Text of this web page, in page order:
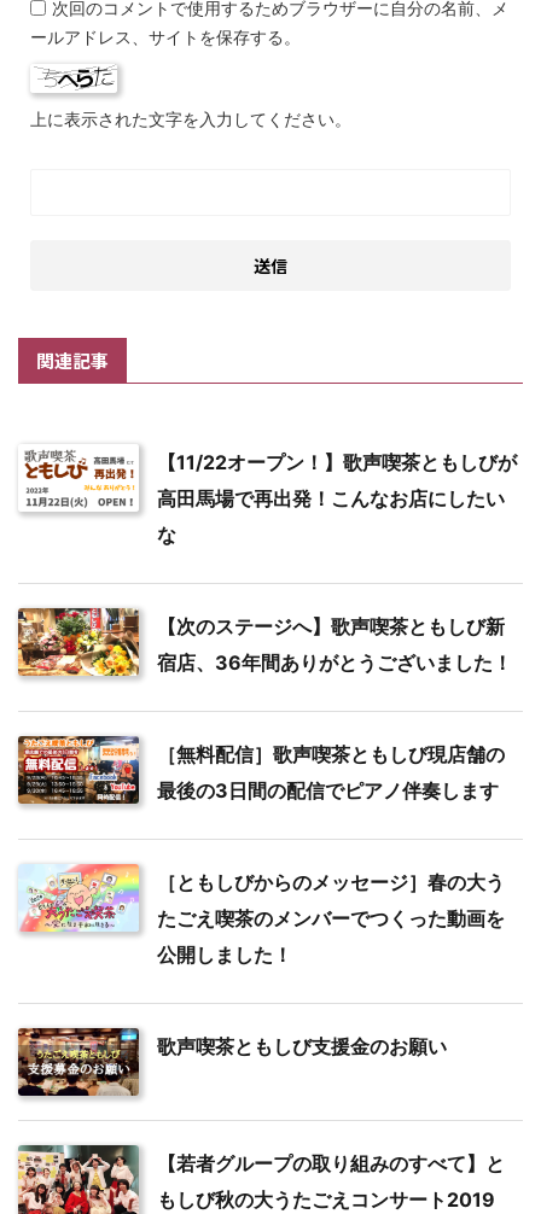
次回のコメントで使用するためブラウザーに自分の名前、メ
ールアドレス、サイトを保存する。
上に表示された文字を入力してください。
関連記事
【11/22オープン！】歌声喫茶ともしびが
高田馬場で再出発！こんなお店にしたい
な
【次のステージへ】歌声喫茶ともしび新
宿店、36年間ありがとうございました！
［無料配信］歌声喫茶ともしび現店舗の
最後の3日間の配信でピアノ伴奏します
［ともしびからのメッセージ］春の大う
たごえ喫茶のメンバーでつくった動画を
公開しました！
歌声喫茶ともしび支援金のお願い
【若者グループの取り組みのすべて】と
もしび秋の大うたごえコンサート2019